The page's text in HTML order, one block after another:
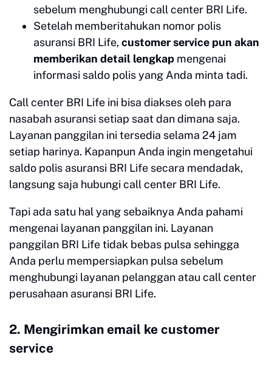
sebelum menghubungi call center BRI Life.
Setelah memberitahukan nomor polis
asuransi BRI Life, customer service pun akan
memberikan detail lengkap mengenai
informasi saldo polis yang Anda minta tadi.
Call center BRI Life ini bisa diakses oleh para
nasabah asuransi setiap saat dan dimana saja.
Layanan panggilan ini tersedia selama 24 jam
setiap harinya. Kapanpun Anda ingin mengetahui
saldo polis asuransi BRI Life secara mendadak,
langsung saja hubungi call center BRI Life.
Tapi ada satu hal yang sebaiknya Anda pahami
mengenai layanan panggilan ini. Layanan
panggilan BRI Life tidak bebas pulsa sehingga
Anda perlu mempersiapkan pulsa sebelum
menghubungi layanan pelanggan atau call center
perusahaan asuransi BRI Life.
2. Mengirimkan email ke customer
service